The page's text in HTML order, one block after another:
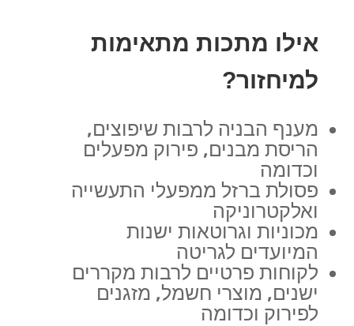
אילו מתכות מתאימות
למיחזור?
מענף הבניה לרבות שיפוצים,
הריסת מבנים, פירוק מפעלים
וכדומה
פסולת ברזל ממפעלי התעשייה
ואלקטרוניקה
מכוניות וגרוטאות ישנות
המיועדים לגריטה
לקוחות פרטיים לרבות מקררים
ישנים, מוצרי חשמל, מזגנים
לפירוק וכדומה